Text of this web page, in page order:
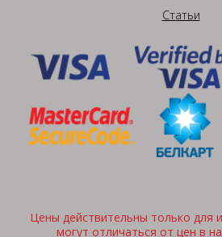
Статьи
Цены действительны только для
могут отличаться от цен в